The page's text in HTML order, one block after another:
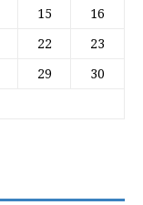
15 16
22 23
29 30